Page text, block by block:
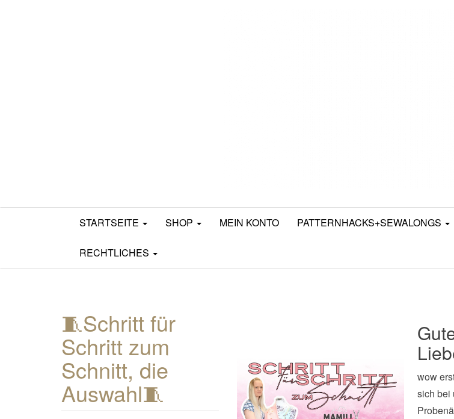
Mamili1910
STARTSEITE SHOP MEIN KONTO PATTERNHACKS+SEWALONGS
RECHTLICHES
🧵Schritt für
Schritt zum
Schnitt, die
Auswahl🧵
wow
sich bei